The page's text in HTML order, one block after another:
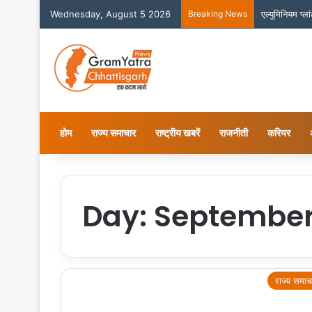
Wednesday, August 5 2026 Breaking News एल्युमिनियम
होम राज्य समाचार राष्ट्रीय खबरें राजनीती करियर
Day:
राज्य